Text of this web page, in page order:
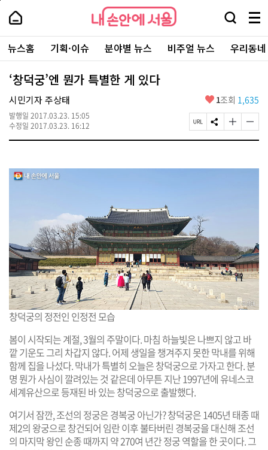
본
로
가
내
손
안
에
서
울
-
서
울
시
대
표
소
털
내
손
에
울
검
창
열
기
메
뉴
전
체
보
주
요
서
뉴스홈 기획·이슈 분야별 뉴스 비주얼 뉴스 우리동
‘창덕궁’엔 뭔가 특별한 게 있다
시민기자 주상태
발행일 2017.03.23. 15:05
수정일 2017.03.23. 16:12
좋
요
1조회 1,635
페
이
R
S
N
유
글
자
크
글
자
작
창덕궁의 정전인 인정전 모습
봄이 시작되는 계절, 3월의 주말이다. 마침 하늘빛은 나쁘지 않고 바
깥 기운도 그리 차갑지 않다. 어제 생일을 챙겨주지 못한 막내를 위해
함께 집을 나섰다. 막내가 특별히 오늘은 창덕궁으로 가자고 한다. 분
명 뭔가 사심이 깔려있는 것 같은데 아무튼 지난 1997년에 유네스코
세계유산으로 등재된 바 있는 창덕궁으로 출발했다.
여기서 잠깐, 조선의 정궁은 경복궁 아닌가? 창덕궁은 1405년 태종 때
제2의 왕궁으로 창건되어 임란 이후 불타버린 경복궁을 대신해 조선
의 마지막 왕인 순종 때까지 약 270여 년간 정궁 역할을 한 곳이다. 그
페
상
단
로